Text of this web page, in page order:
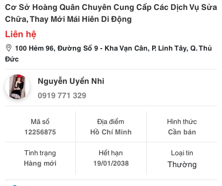
Cơ Sở Hoàng Quân Chuyên Cung Cấp Các Dịch Vụ Sửa
Chữa, Thay Mới Mái Hiên Di Động
Liên hệ
100 Hẻm 96, Đường Số 9 - Kha Vạn Cân, P. Linh Tây, Q. Thủ
Đức
Nguyễn Uyển Nhi
0919 771 329
Mã số
12256875
Địa điểm
Hồ Chí Minh
Hình thức
Cần bán
Tình trạng
Hàng mới
Hết hạn
19/01/2038
Loại tin
Thường